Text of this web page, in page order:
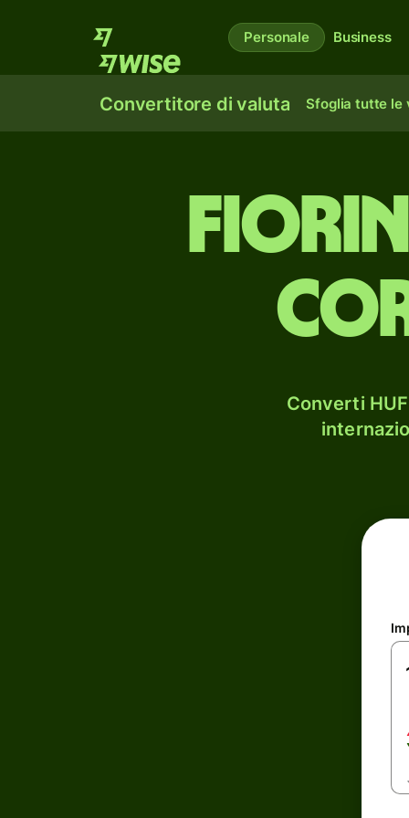
Personale Business
Convertitore di valuta Sfoglia tutte le
Converti